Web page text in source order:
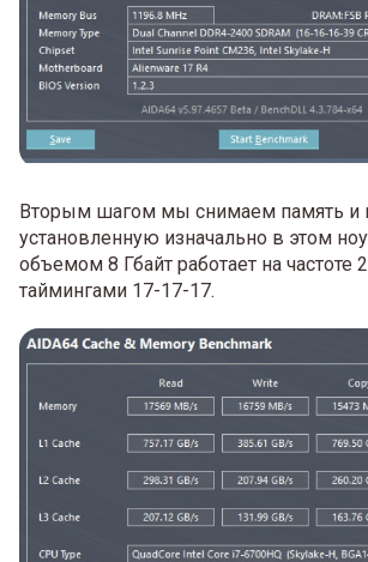
Вторым шагом мы снимаем память и
установленную изначально в этом
объемом 8 Гбайт работает на частоте
таймингами 17-17-17.